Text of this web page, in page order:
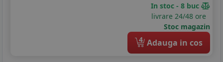
In stoc - 8 buc
livrare 24/48 ore
Stoc magazin
4 Adauga in cos